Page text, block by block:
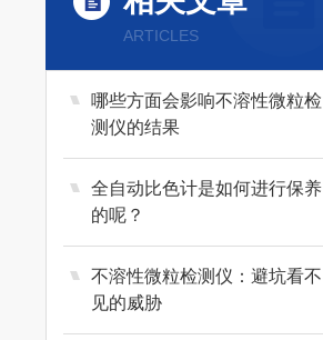
ARTICLES
哪些方面会影响不溶性微粒检
测仪的结果
全自动比色计是如何进行保养
的呢？
不溶性微粒检测仪：避坑看不
见的威胁